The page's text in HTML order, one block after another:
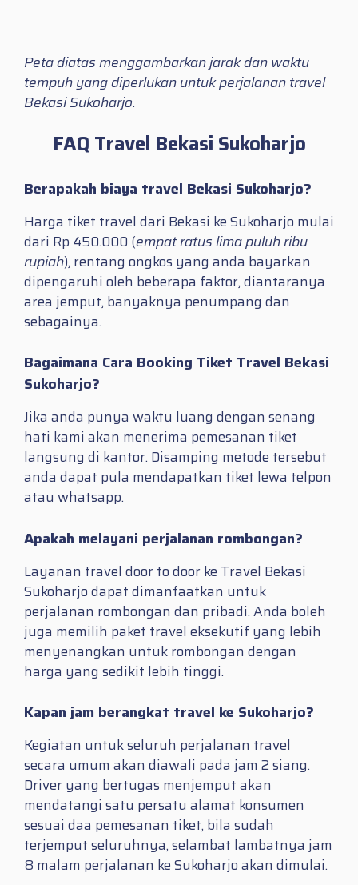
Peta diatas menggambarkan jarak dan waktu
tempuh yang diperlukan untuk perjalanan travel
Bekasi Sukoharjo.
FAQ Travel Bekasi Sukoharjo
Berapakah biaya travel Bekasi Sukoharjo?
Harga tiket travel dari Bekasi ke Sukoharjo mulai
dari Rp 450.000 (empat ratus lima puluh ribu
rupiah), rentang ongkos yang anda bayarkan
dipengaruhi oleh beberapa faktor, diantaranya
area jemput, banyaknya penumpang dan
sebagainya.
Bagaimana Cara Booking Tiket Travel Bekasi
Sukoharjo?
Jika anda punya waktu luang dengan senang
hati kami akan menerima pemesanan tiket
langsung di kantor. Disamping metode tersebut
anda dapat pula mendapatkan tiket lewa telpon
atau whatsapp.
Apakah melayani perjalanan rombongan?
Layanan travel door to door ke Travel Bekasi
Sukoharjo dapat dimanfaatkan untuk
perjalanan rombongan dan pribadi. Anda boleh
juga memilih paket travel eksekutif yang lebih
menyenangkan untuk rombongan dengan
harga yang sedikit lebih tinggi.
Kapan jam berangkat travel ke Sukoharjo?
Kegiatan untuk seluruh perjalanan travel
secara umum akan diawali pada jam 2 siang.
Driver yang bertugas menjemput akan
mendatangi satu persatu alamat konsumen
sesuai daa pemesanan tiket, bila sudah
terjemput seluruhnya, selambat lambatnya jam
8 malam perjalanan ke Sukoharjo akan dimulai.